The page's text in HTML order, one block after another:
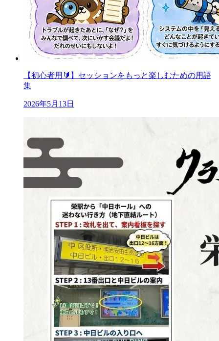
【初心者用🔰】セッションをもっと楽しむための用語
集
2026年5月13日